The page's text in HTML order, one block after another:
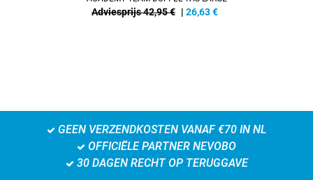
Adviesprijs 42,95 € | 26,63€
GEEN VERZENDKOSTEN VANAF €70 IN NL
OFFICIËLE PARTNER NEVOBO
30 DAGEN RECHT OP TERUGGAVE